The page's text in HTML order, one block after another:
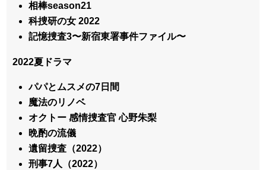
相棒season21
科捜研の女 2022
記憶捜査3〜新宿東署事件ファイル〜
2022夏ドラマ
パパとムスメの7日間
魔法のリノベ
オクトー 感情捜査官 心野朱梨
晩酌の流儀
遺留捜査（2022）
刑事7人（2022）